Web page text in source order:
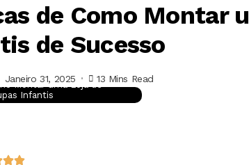
de Como Montar
de Sucesso
Janeiro 31, 2025 13 Mins Read
Montar uma Loja de
Infantis